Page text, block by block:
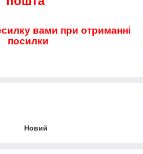
вами при отриманні
посилки
Новий